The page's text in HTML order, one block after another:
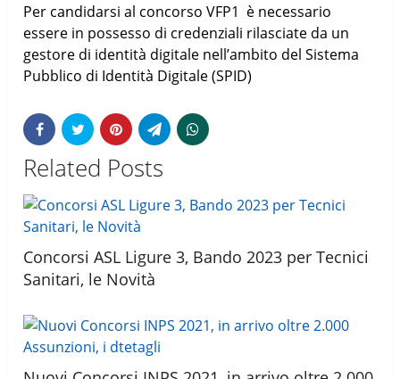
Per candidarsi al concorso VFP1 è necessario
essere in possesso di credenziali rilasciate da un
gestore di identità digitale nell’ambito del Sistema
Pubblico di Identità Digitale (SPID)
Related Posts
Concorsi ASL Ligure 3, Bando 2023 per Tecnici
Sanitari, le Novità